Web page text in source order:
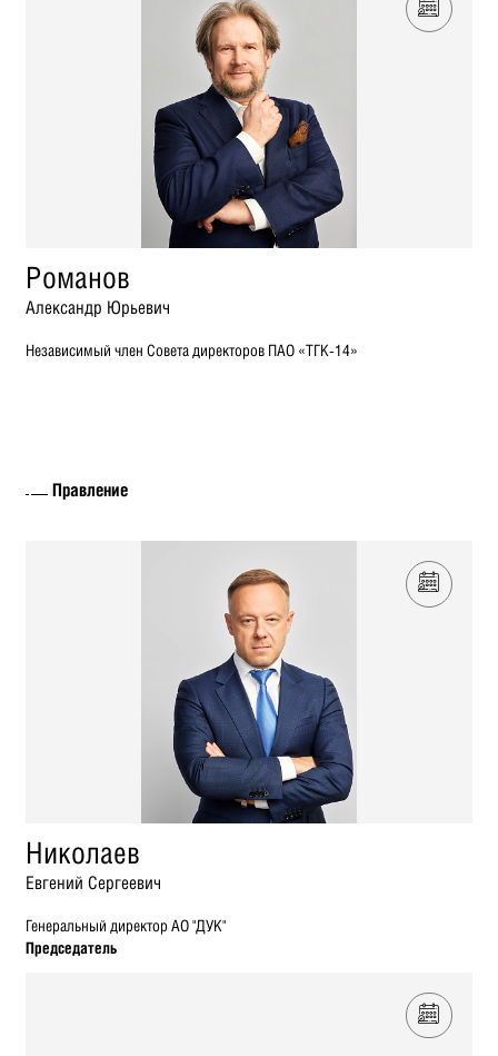
Романов
Александр Юрьевич
Независимый член Совета директоров ПАО «ТГК-14»
Правление
Николаев
Евгений Сергеевич
Генеральный директор АО "ДУК"
Председатель